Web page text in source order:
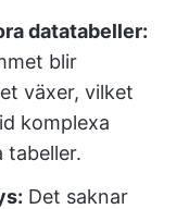
datatabeller:
blir
växer, vilket
komplexa
tabeller.
Det saknar